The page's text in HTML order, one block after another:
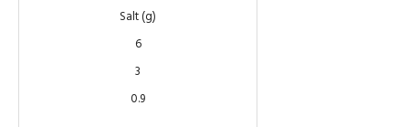
Salt (g)
6
3
0.9